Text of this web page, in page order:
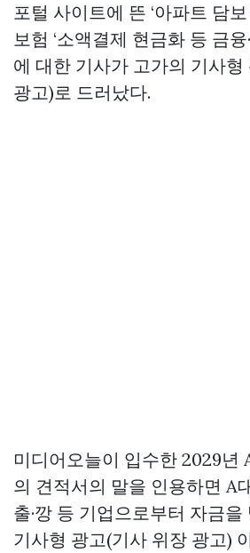
포털 사이트에 뜬 ‘아파트 담
보험 ‘소액결제 현금화 등 금융
에 대한 기사가 고가의 기사
광고)로 드러났다.
미디어오늘이 입수한 2029년
의 견적서의 말을 인용하면 A
출·깡 등 기업으로부터 자금
기사형 광고(기사 위장 광고)